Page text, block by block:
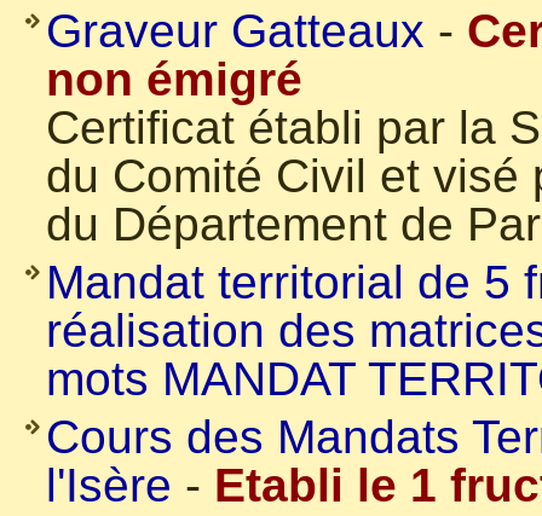
Graveur Gatteaux -
non émigré
Certificat établi par la
du Comité Civil et visé
du Département de
Mandat territorial de 5
réalisation des
mots MANDAT
Cours des Mandats
l'Isère - Etabli le 1